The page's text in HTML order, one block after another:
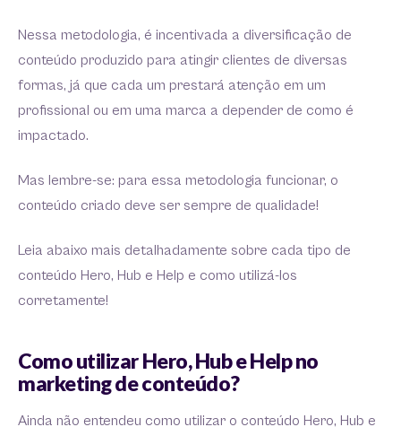
Nessa metodologia, é incentivada a diversificação de
conteúdo produzido para atingir clientes de diversas
formas, já que cada um prestará atenção em um
profissional ou em uma marca a depender de como é
impactado.
Mas lembre-se: para essa metodologia funcionar, o
conteúdo criado deve ser sempre de qualidade!
Leia abaixo mais detalhadamente sobre cada tipo de
conteúdo Hero, Hub e Help e como utilizá-los
corretamente!
Como utilizar Hero, Hub e Help no
marketing de conteúdo?
Ainda não entendeu como utilizar o conteúdo Hero, Hub e